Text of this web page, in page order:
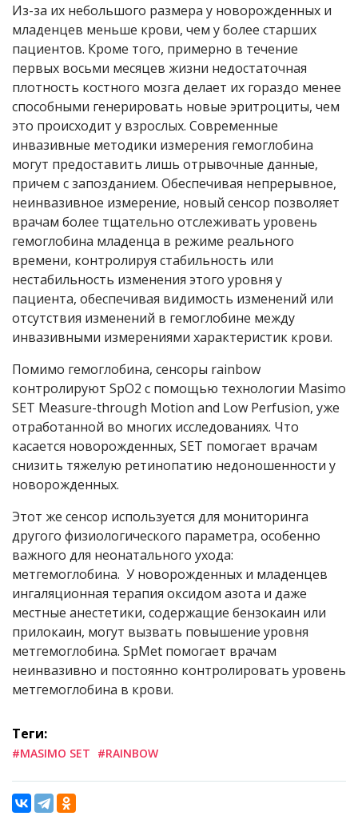
Из-за их небольшого размера у новорожденных и
младенцев меньше крови, чем у более старших
пациентов. Кроме того, примерно в течение
первых восьми месяцев жизни недостаточная
плотность костного мозга делает их гораздо менее
способными генерировать новые эритроциты, чем
это происходит у взрослых. Современные
инвазивные методики измерения гемоглобина
могут предоставить лишь отрывочные данные,
причем с запозданием. Обеспечивая непрерывное,
неинвазивное измерение, новый сенсор позволяет
врачам более тщательно отслеживать уровень
гемоглобина младенца в режиме реального
времени, контролируя стабильность или
нестабильность изменения этого уровня у
пациента, обеспечивая видимость изменений или
отсутствия изменений в гемоглобине между
инвазивными измерениями характеристик крови.
Помимо гемоглобина, сенсоры rainbow
контролируют SpO2 с помощью технологии Masimo
SET Measure-through Motion and Low Perfusion, уже
отработанной во многих исследованиях. Что
касается новорожденных, SET помогает врачам
снизить тяжелую ретинопатию недоношенности у
новорожденных.
Этот же сенсор используется для мониторинга
другого физиологического параметра, особенно
важного для неонатального ухода:
метгемоглобина. У новорожденных и младенцев
ингаляционная терапия оксидом азота и даже
местные анестетики, содержащие бензокаин или
прилокаин, могут вызвать повышение уровня
метгемоглобина. SpMet помогает врачам
неинвазивно и постоянно контролировать уровень
метгемоглобина в крови.
Теги:
#MASIMO SET #RAINBOW